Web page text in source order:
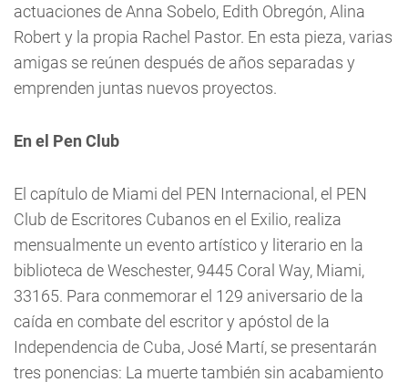
actuaciones de Anna Sobelo, Edith Obregón, Alina
Robert y la propia Rachel Pastor. En esta pieza, varias
amigas se reúnen después de años separadas y
emprenden juntas nuevos proyectos.
En el Pen Club
El capítulo de Miami del PEN Internacional, el PEN
Club de Escritores Cubanos en el Exilio, realiza
mensualmente un evento artístico y literario en la
biblioteca de Weschester, 9445 Coral Way, Miami,
33165. Para conmemorar el 129 aniversario de la
caída en combate del escritor y apóstol de la
Independencia de Cuba, José Martí, se presentarán
tres ponencias: La muerte también sin acabamiento